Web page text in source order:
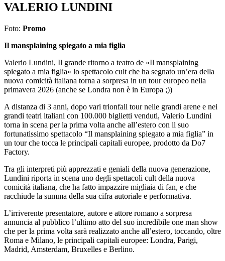
VALERIO LUNDINI
Foto: Promo
Il mansplaining spiegato a mia figlia
Valerio Lundini, Il grande ritorno a teatro de »Il mansplaining
spiegato a mia figlia« lo spettacolo cult che ha segnato un’era della
nuova comicità italiana torna a sorpresa in un tour europeo nella
primavera 2026 (anche se Londra non è in Europa ;))
A distanza di 3 anni, dopo vari trionfali tour nelle grandi arene e nei
grandi teatri italiani con 100.000 biglietti venduti, Valerio Lundini
torna in scena per la prima volta anche all’estero con il suo
fortunatissimo spettacolo “Il mansplaining spiegato a mia figlia” in
un tour che tocca le principali capitali europee, prodotto da Do7
Factory.
Tra gli interpreti più apprezzati e geniali della nuova generazione,
Lundini riporta in scena uno degli spettacoli cult della nuova
comicità italiana, che ha fatto impazzire migliaia di fan, e che
racchiude la summa della sua cifra autoriale e performativa.
L’irriverente presentatore, autore e attore romano a sorpresa
annuncia al pubblico l’ultimo atto del suo incredibile one man show
che per la prima volta sarà realizzato anche all’estero, toccando, oltre
Roma e Milano, le principali capitali europee: Londra, Parigi,
Madrid, Amsterdam, Bruxelles e Berlino.